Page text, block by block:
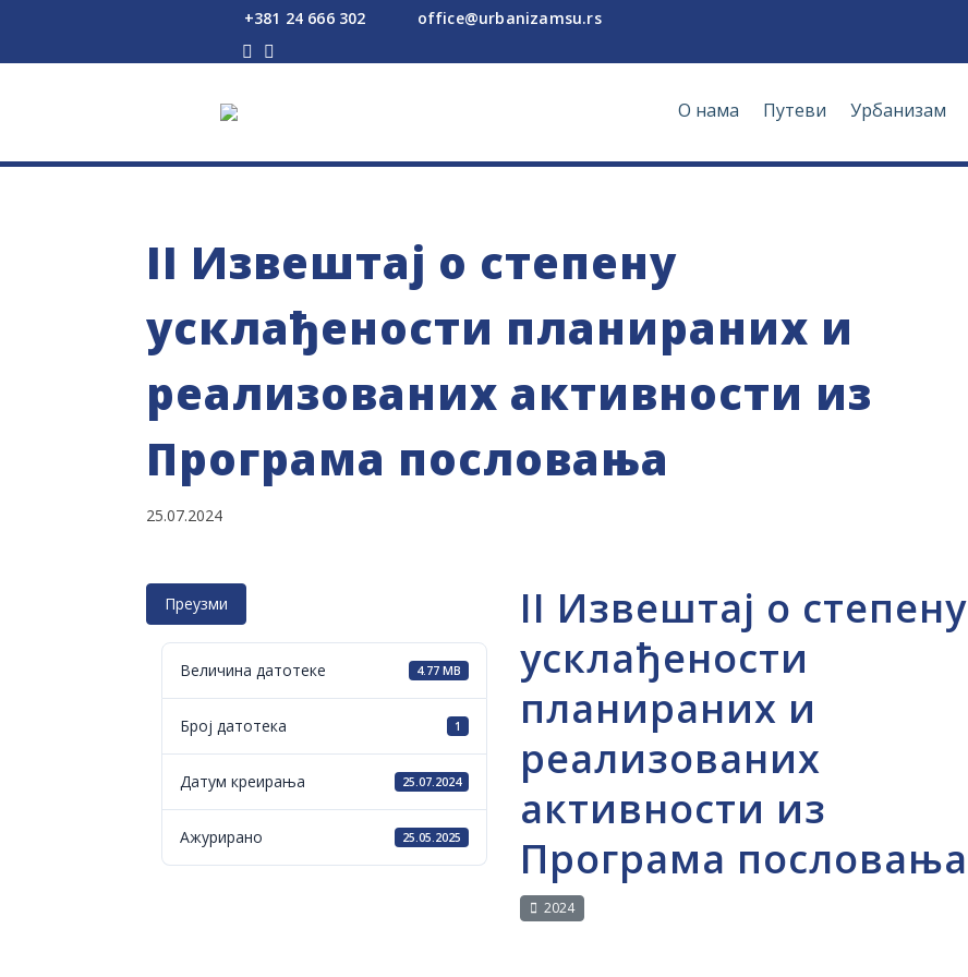
+381 24 666 302 office@urbanizamsu.rs
 
О нама Путеви Урбанизам
II Извештај о степену
усклађености планираних и
реализованих активности из
Програма пословања
25.07.2024
Преузми
Величина датотеке 4.77 MB
Број датотека 1
Датум креирања 25.07.2024
Ажурирано 25.05.2025
II Извештај о степену
усклађености
планираних и
реализованих
активности из
Програма пословања
2024